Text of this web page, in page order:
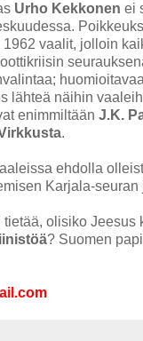
Urho Kekkonen ei
1962 vaalit, jolloin
lähteä näihin
enimmiltään J.K.
.
ehdolla
Karjala-seuran
olisiko Jeesus
? Suomen